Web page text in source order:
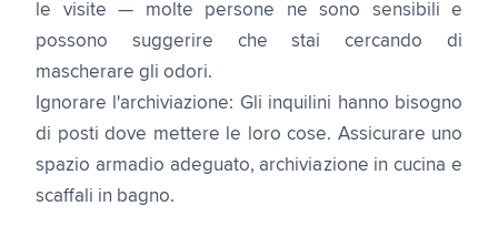
le visite — molte persone ne sono sensibili e
possono suggerire che stai cercando di
mascherare gli odori.
Ignorare l'archiviazione: Gli inquilini hanno bisogno
di posti dove mettere le loro cose. Assicurare uno
spazio armadio adeguato, archiviazione in cucina e
scaffali in bagno.